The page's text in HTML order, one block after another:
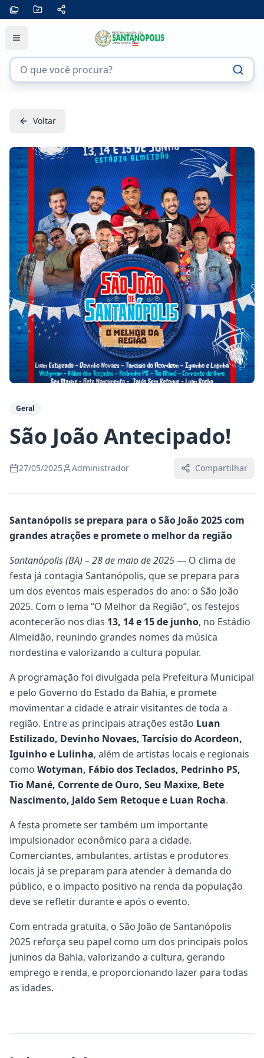
Voltar
Geral
São João Antecipado!
27/05/2025 Administrador Compartilhar
Santanópolis se prepara para o São João 2025 com
grandes atrações e promete o melhor da região
Santanópolis (BA) – 28 de maio de 2025— O clima de
festa já contagia Santanópolis, que se prepara para
um dos eventos mais esperados do ano: o São João
2025. Com o lema “O Melhor da Região”, os festejos
acontecerão nos dias 13, 14 e 15 de junho, no Estádio
Almeidão, reunindo grandes nomes da música
nordestina e valorizando a cultura popular.
A programação foi divulgada pela Prefeitura Municipal
e pelo Governo do Estado da Bahia, e promete
movimentar a cidade e atrair visitantes de toda a
região. Entre as principais atrações estão Luan
Estilizado, Devinho Novaes, Tarcísio do Acordeon,
Iguinho e Lulinha, além de artistas locais e regionais
como Wotyman, Fábio dos Teclados, Pedrinho PS,
Tio Mané, Corrente de Ouro, Seu Maxixe, Bete
Nascimento, Jaldo Sem Retoque e Luan Rocha.
A festa promete ser também um importante
impulsionador econômico para a cidade.
Comerciantes, ambulantes, artistas e produtores
locais já se preparam para atender à demanda do
público, e o impacto positivo na renda da população
deve se refletir durante e após o evento.
Com entrada gratuita, o São João de Santanópolis
2025 reforça seu papel como um dos principais polos
juninos da Bahia, valorizando a cultura, gerando
emprego e renda, e proporcionando lazer para todas
as idades.